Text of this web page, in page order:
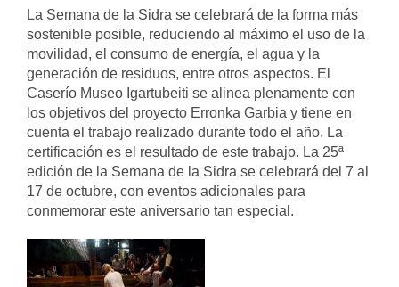
La Semana de la Sidra se celebrará de la forma más
sostenible posible, reduciendo al máximo el uso de la
movilidad, el consumo de energía, el agua y la
generación de residuos, entre otros aspectos. El
Caserío Museo Igartubeiti se alinea plenamente con
los objetivos del proyecto Erronka Garbia y tiene en
cuenta el trabajo realizado durante todo el año. La
certificación es el resultado de este trabajo. La 25ª
edición de la Semana de la Sidra se celebrará del 7 al
17 de octubre, con eventos adicionales para
conmemorar este aniversario tan especial.